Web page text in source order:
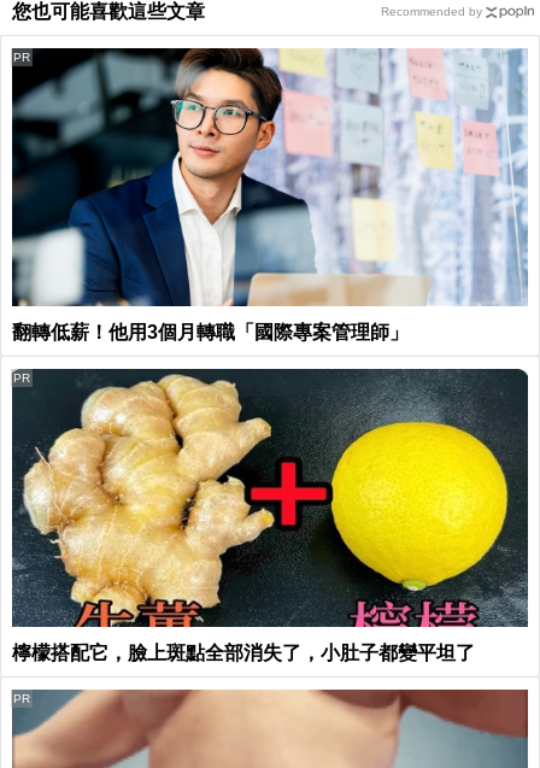
您也可能喜歡這些文章
翻轉低薪！他用3個月轉職「國際專案管理師」
PR
檸檬搭配它，臉上斑點全部消失了，小肚子都變平坦了
PR
PR
Recommended by